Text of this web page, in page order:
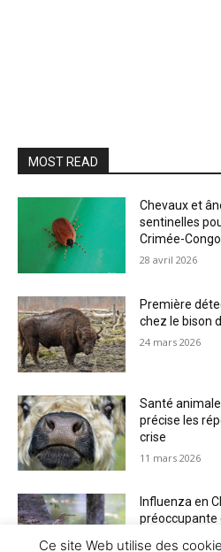
MOST READ
Chevaux et
sentinelles
Crimée-
28 avril 2026
Première
chez le bison
24 mars 2026
Santé
précise les
crise
11 mars 2026
Influenza en
préoccupante
Ce site Web utilise des